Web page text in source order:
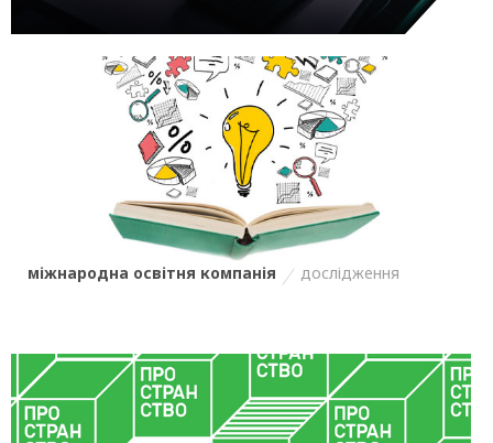
міжнародна освітня компанія дослідження